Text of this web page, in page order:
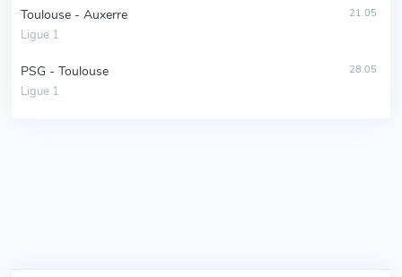
Toulouse - Auxerre
Ligue 1
21.05
PSG - Toulouse
Ligue 1
28.05